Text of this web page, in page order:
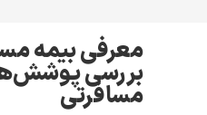
معرفی بیمه
بررسی پوشش‌ها و
مسافرتی